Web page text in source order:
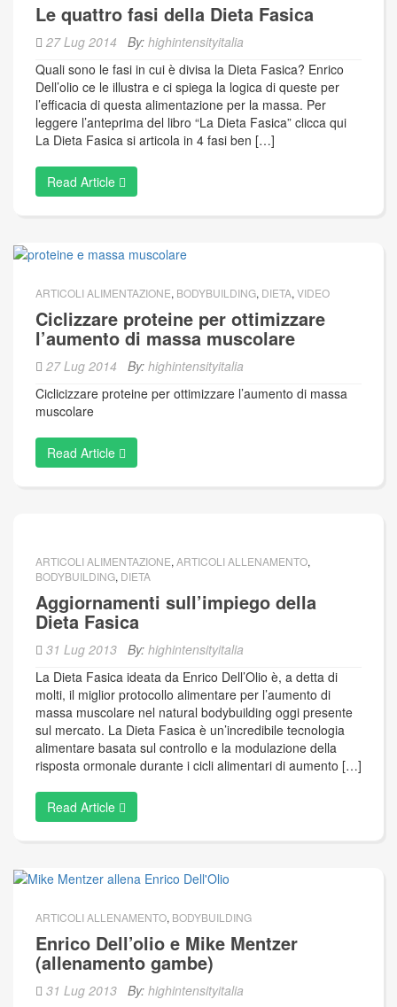
Le quattro fasi della Dieta Fasica
27 Lug 2014 By: highintensityitalia
Quali sono le fasi in cui è divisa la Dieta Fasica? Enrico
Dell’olio ce le illustra e ci spiega la logica di queste per
l’efficacia di questa alimentazione per la massa. Per
leggere l’anteprima del libro “La Dieta Fasica” clicca qui
La Dieta Fasica si articola in 4 fasi ben […]
Read Article
ARTICOLI ALIMENTAZIONE, BODYBUILDING, DIETA, VIDEO
Ciclizzare proteine per ottimizzare
l’aumento di massa muscolare
27 Lug 2014 By: highintensityitalia
Ciclicizzare proteine per ottimizzare l’aumento di massa
muscolare
Read Article
ARTICOLI ALIMENTAZIONE, ARTICOLI ALLENAMENTO,
BODYBUILDING, DIETA
Aggiornamenti sull’impiego della
Dieta Fasica
31 Lug 2013 By: highintensityitalia
La Dieta Fasica ideata da Enrico Dell’Olio è, a detta di
molti, il miglior protocollo alimentare per l’aumento di
massa muscolare nel natural bodybuilding oggi presente
sul mercato. La Dieta Fasica è un’incredibile tecnologia
alimentare basata sul controllo e la modulazione della
risposta ormonale durante i cicli alimentari di aumento […]
Read Article
ARTICOLI ALLENAMENTO, BODYBUILDING
Enrico Dell’olio e Mike Mentzer
(allenamento gambe)
31 Lug 2013 By: highintensityitalia